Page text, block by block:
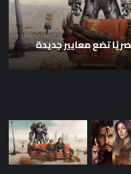
تضع معايير جديدة